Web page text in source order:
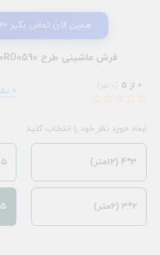
همین الان تماس بگیر 09905599960
فرش ماشینی طرح 10RO0590 فیلی 700 شانه
0 از 5 0 نظر
ابعاد مورد نظر خود را انتخاب کنید :
3*4 (12متر)
2*3 (6متر)